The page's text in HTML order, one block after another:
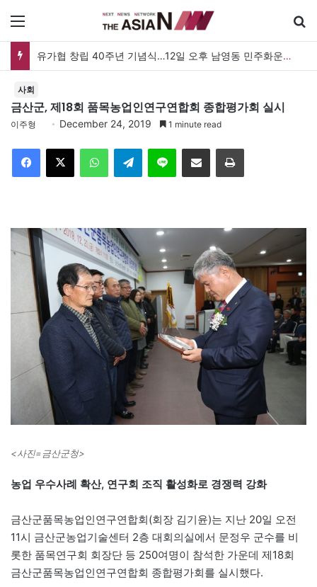
유가협 창립 40주년 기념식…12일 오후 남영동 민주화운동기념관
사회
금산군, 제18회 품목농업인연구연합회 종합평가회 실시
이주형 December 24, 2019 1 minute read
Telegram 이메일
<사진=금산군청>
농업 우수사례 확산, 연구회 조직 활성화로 경쟁력 강화
금산군품목농업인연구연합회(회장 김기윤)는 지난 20일 오전
11시 금산군농업기술센터 2층 대회의실에서 문정우 군수를 비
롯한 품목연구회 회장단 등 250여명이 참석한 가운데 제18회
금산군품목농업인연구연합회 종합평가회를 실시했다.